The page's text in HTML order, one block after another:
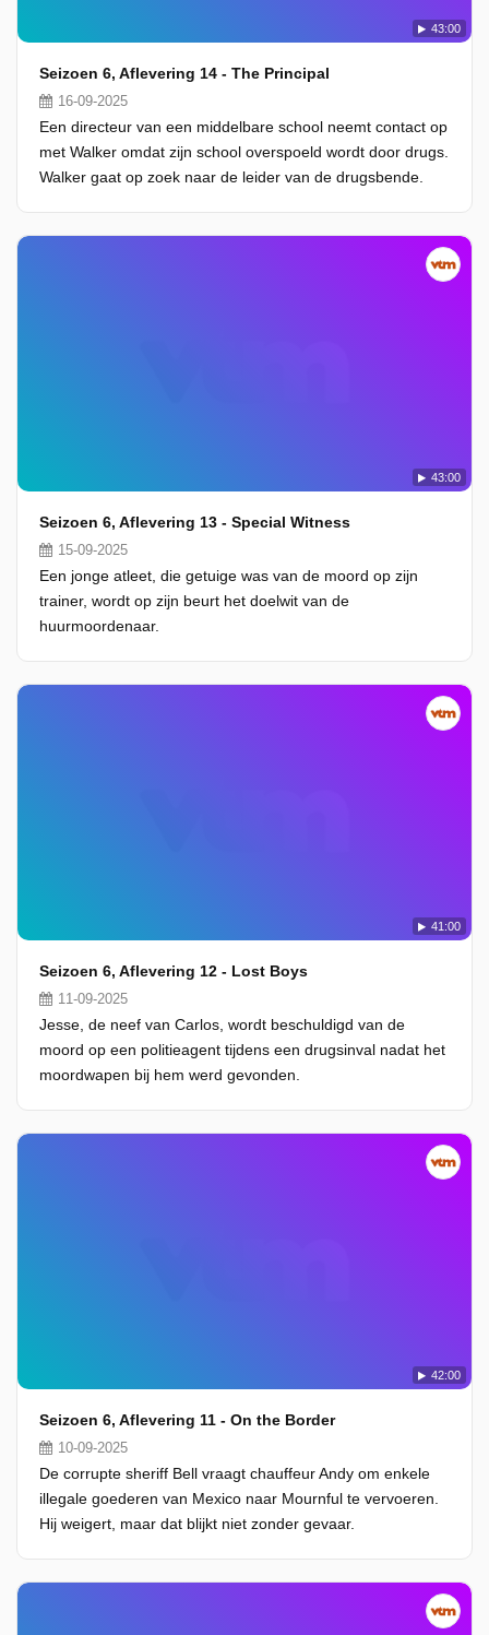
43:00
Seizoen 6, Aflevering 14 - The Principal
16-09-2025
Een directeur van een middelbare school neemt contact op
met Walker omdat zijn school overspoeld wordt door drugs.
Walker gaat op zoek naar de leider van de drugsbende.
43:00
Seizoen 6, Aflevering 13 - Special Witness
15-09-2025
Een jonge atleet, die getuige was van de moord op zijn
trainer, wordt op zijn beurt het doelwit van de
huurmoordenaar.
41:00
Seizoen 6, Aflevering 12 - Lost Boys
11-09-2025
Jesse, de neef van Carlos, wordt beschuldigd van de
moord op een politieagent tijdens een drugsinval nadat het
moordwapen bij hem werd gevonden.
42:00
Seizoen 6, Aflevering 11 - On the Border
10-09-2025
De corrupte sheriff Bell vraagt chauffeur Andy om enkele
illegale goederen van Mexico naar Mournful te vervoeren.
Hij weigert, maar dat blijkt niet zonder gevaar.